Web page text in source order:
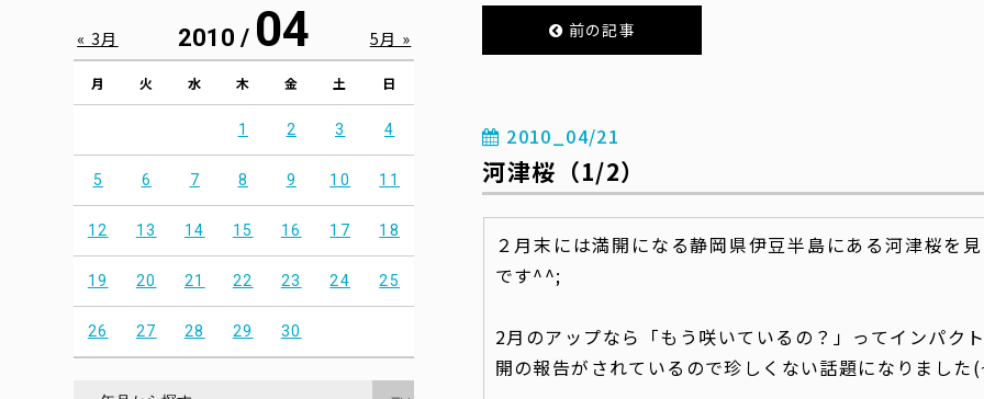
前の記事
2010_04/21
河津桜（1/2）
２月末には満開になる静岡県伊豆半島にある河津桜を
です^^;
2月のアップなら「もう咲いているの？」ってインパク
開の報告がされているので珍しくない話題になりました
2010 / 04
月 火 水 木 金 土 日
1 2 3 4
5 6 7 8 9 10 11
12 13 14 15 16 17 18
19 20 21 22 23 24 25
26 27 28 29 30
« 3月 5月 »